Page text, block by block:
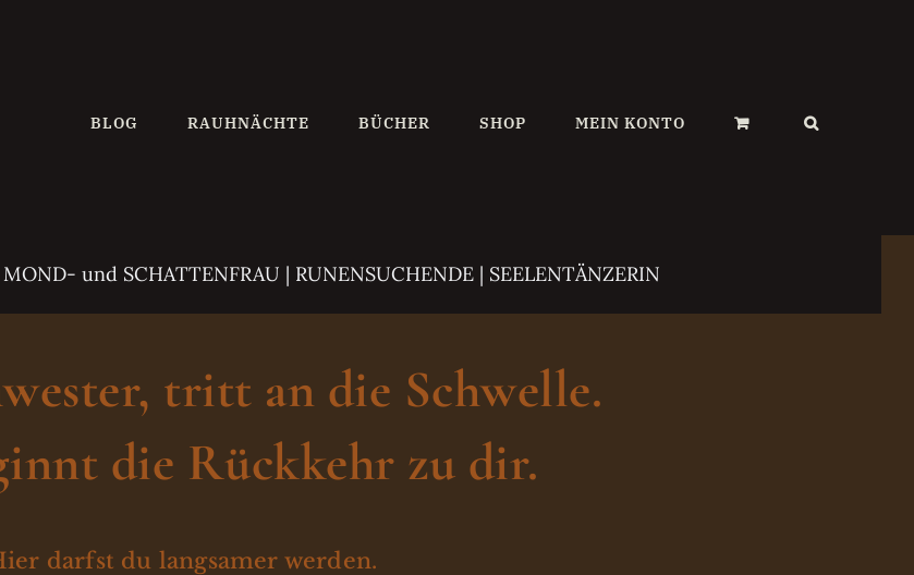
BLOG RAUHNÄCHTE BÜCHER SHOP MEIN KONTO
MOND- und SCHATTENFRAU | RUNENSUCHENDE | SEELENTÄNZERIN
tritt an die Schwelle.
die Rückkehr zu dir.
darfst du langsamer werden.